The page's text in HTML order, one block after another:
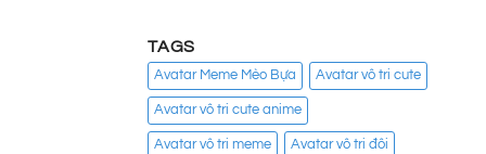
TAGS
Avatar Meme Mèo Bựa Avatar vô tri cute
Avatar vô tri cute anime
Avatar vô tri meme Avatar vô tri đôi